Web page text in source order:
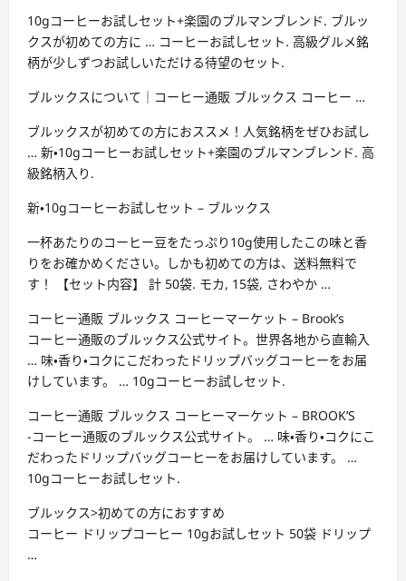
10gコーヒーお試しセット+楽園のブルマンブレンド. ブルッ
クスが初めての方に … コーヒーお試しセット. 高級グルメ銘
柄が少しずつお試しいただける待望のセット.
ブルックスについて｜コーヒー通販 ブルックス コーヒー …
ブルックスが初めての方におススメ！人気銘柄をぜひお試し
… 新・10gコーヒーお試しセット+楽園のブルマンブレンド. 高
級銘柄入り.
新・10gコーヒーお試しセット – ブルックス
一杯あたりのコーヒー豆をたっぷり10g使用したこの味と香
りをお確かめください。しかも初めての方は、送料無料で
す！ 【セット内容】 計 50袋. モカ, 15袋, さわやか …
コーヒー通販 ブルックス コーヒーマーケット – Brook’s
コーヒー通販のブルックス公式サイト。世界各地から直輸入
… 味・香り・コクにこだわったドリップバッグコーヒーをお届
けしています。 … 10gコーヒーお試しセット.
コーヒー通販 ブルックス コーヒーマーケット – BROOK’S
-コーヒー通販のブルックス公式サイト。 … 味・香り・コクにこ
だわったドリップバッグコーヒーをお届けしています。 …
10gコーヒーお試しセット.
ブルックス>初めての方におすすめ
コーヒー ドリップコーヒー 10gお試しセット 50袋 ドリップ
…